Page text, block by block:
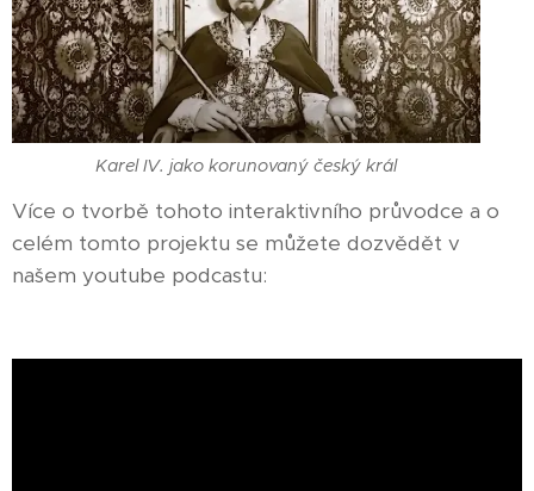
Karel IV. jako korunovaný český král
Více o tvorbě tohoto interaktivního průvodce a o
celém tomto projektu se můžete dozvědět v
našem youtube podcastu: